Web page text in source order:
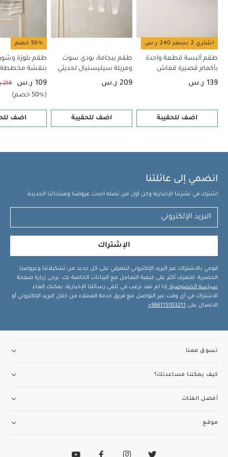
اشتري 2 بسعر 240 ر.س
طقم ألبسة قطعة واحدة
بأكمام قصيرة قماش
عضوي بلون أبيض - 5 قطع
139 ر.س
اضف للحقيبة
طقم بيجامة، بودي سوت
ومريلة سيليستيال لحديثي
الولادة، 5 قطع
209 ر.س
اضف للحقيبة
50% خصم
طقم بلوزة
بنقشة
109 ر.س 219 ر.س
(50% خصم)
اضف
انضمي إلى عائلتنا
اشترك في نشرتنا الإخبارية وكن أول من تصله أحدث عروضنا ومنتجاتنا الجديدة.
الإشتراك
قومي بالاشتراك عبر البريد الإلكتروني لتتعرفي على كل جديد من تشكيلاتنا وعروضنا
الحصرية. للتعرف أكثر على كيفية التعامل مع البيانات الخاصة بك، يرجى زيارة صفحة
سياسة الخصوصية .إذا لم تعد ترغب في تلقي رسائلنا الإخبارية، يمكنك إلغاء
الاشتراك في أي وقت عبر التواصل مع فريق خدمة العملاء من خلال البريد الإلكتروني أو
الاتصال على 966115103211+
.
تسوق معنا
كيف يمكننا مساعدتك؟
أفضل الفئات
موقع